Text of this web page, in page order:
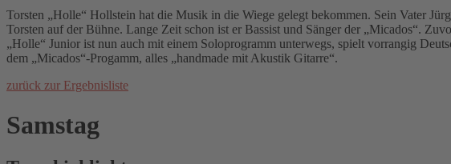
Torsten „Holle“ Hollstein hat die Musik in die Wiege gelegt bekommen. Sein Vater
Torsten auf der Bühne. Lange Zeit schon ist er Bassist und Sänger der „Micados“.
„Holle“ Junior ist nun auch mit einem Soloprogramm unterwegs, spielt vorrangig
dem „Micados“-Progamm, alles „handmade mit Akustik Gitarre“.
zurück zur Ergebnisliste
Samstag